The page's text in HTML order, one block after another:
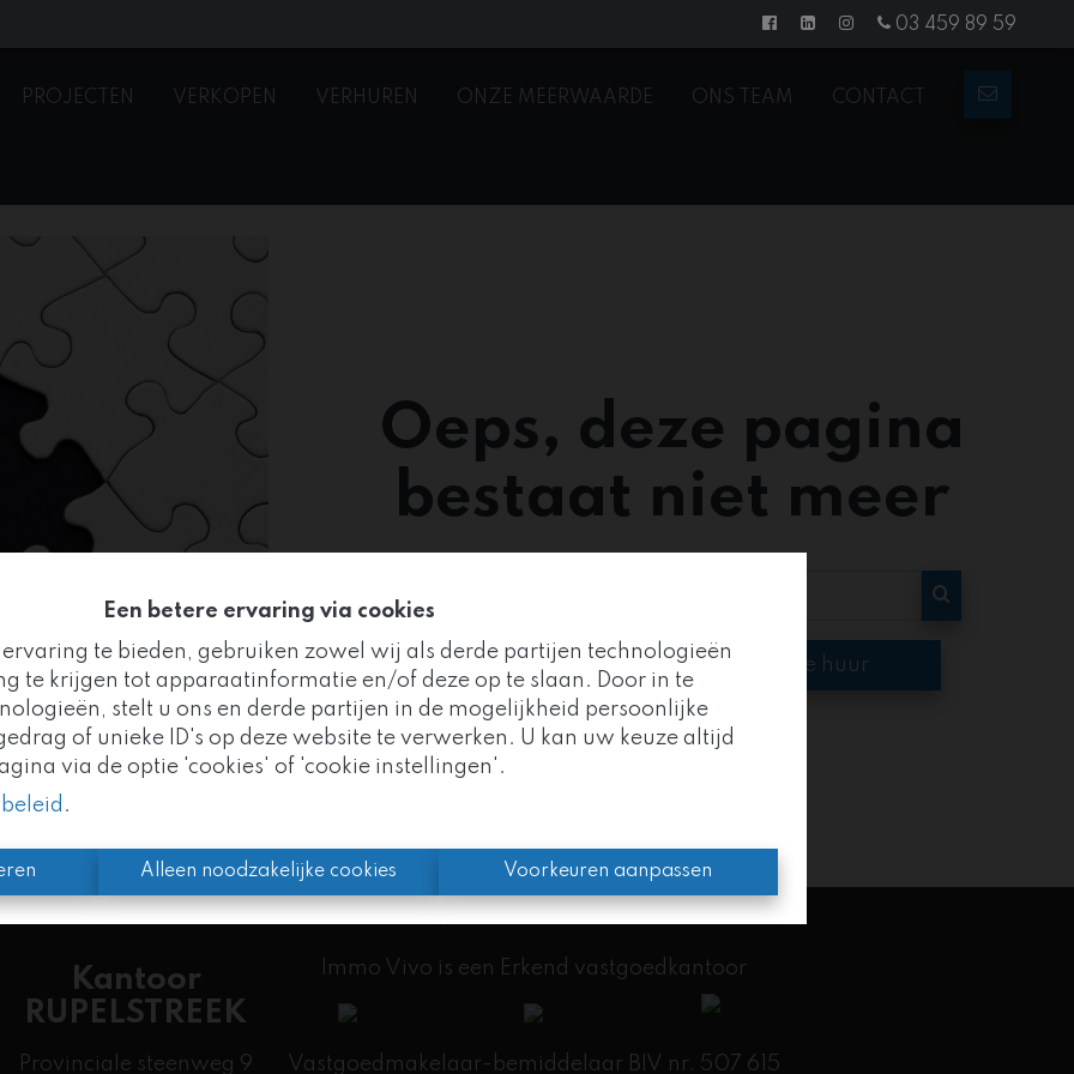
Een betere ervaring via cookies
te bieden, gebruiken zowel wij als derde partijen technologieën
te krijgen tot apparaatinformatie en/of deze op te slaan. Door in te
stelt u ons en derde partijen in de mogelijkheid persoonlijke
of unieke ID's op deze website te verwerken. U kan uw keuze altijd
via de optie 'cookies' of 'cookie instellingen'.
.
Alleen noodzakelijke cookies Voorkeuren aanpassen
03 459 89 59
PROJECTEN VERKOPEN VERHUREN ONZE MEERWAARDE ONS TEAM CONTACT
Oeps, deze pagina
bestaat niet meer
Te koop Te huur
Kantoor
RUPELSTREEK
Provinciale steenweg 9
Immo Vivo is een Erkend vastgoedkantoor
Vastgoedmakelaar-bemiddelaar BIV nr. 507 615
Goed nieuws!
Vivo maakt nu deel uit van deAltro Vastgoedgroep
we uw vertrouwde partner, met nog meer expertise en kracht.